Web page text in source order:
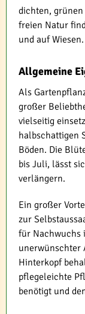
dichten,
freien Natur
und auf Wiesen.
Allgemeine
Als
großer
vielseitig
halbschattigen
Böden. Die
bis Juli, lässt
verlängern.
Ein großer
zur
für Nachwuchs
unerwünschter
Hinterkopf
pflegeleichte
benötigt und